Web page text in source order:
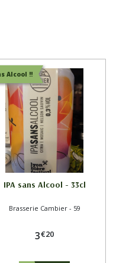
Alcool !!
IPA sans Alcool - 33cl
Brasserie Cambier - 59
3€20